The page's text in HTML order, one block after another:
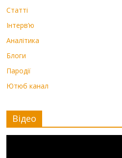
Статті
Інтерв’ю
Аналітика
Блоги
Пародії
Ютюб канал
Відео